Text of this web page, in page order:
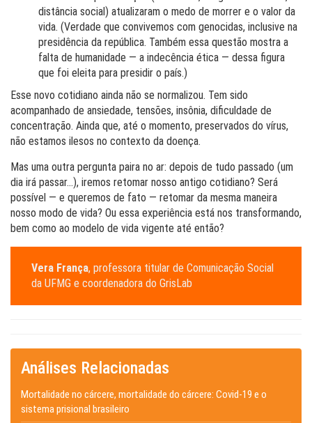
distância social) atualizaram o medo de morrer e o valor da
vida. (Verdade que convivemos com genocidas, inclusive na
presidência da república. Também essa questão mostra a
falta de humanidade — a indecência ética — dessa figura
que foi eleita para presidir o país.)
Esse novo cotidiano ainda não se normalizou. Tem sido
acompanhado de ansiedade, tensões, insônia, dificuldade de
concentração. Ainda que, até o momento, preservados do vírus,
não estamos ilesos no contexto da doença.
Mas uma outra pergunta paira no ar: depois de tudo passado (um
dia irá passar…), iremos retomar nosso antigo cotidiano? Será
possível — e queremos de fato — retomar da mesma maneira
nosso modo de vida? Ou essa experiência está nos transformando,
bem como ao modelo de vida vigente até então?
Vera França, professora titular de Comunicação Social
da UFMG e coordenadora do GrisLab
Análises Relacionadas
Mortalidade no cárcere, mortalidade do cárcere: Covid-19 e o
sistema prisional brasileiro